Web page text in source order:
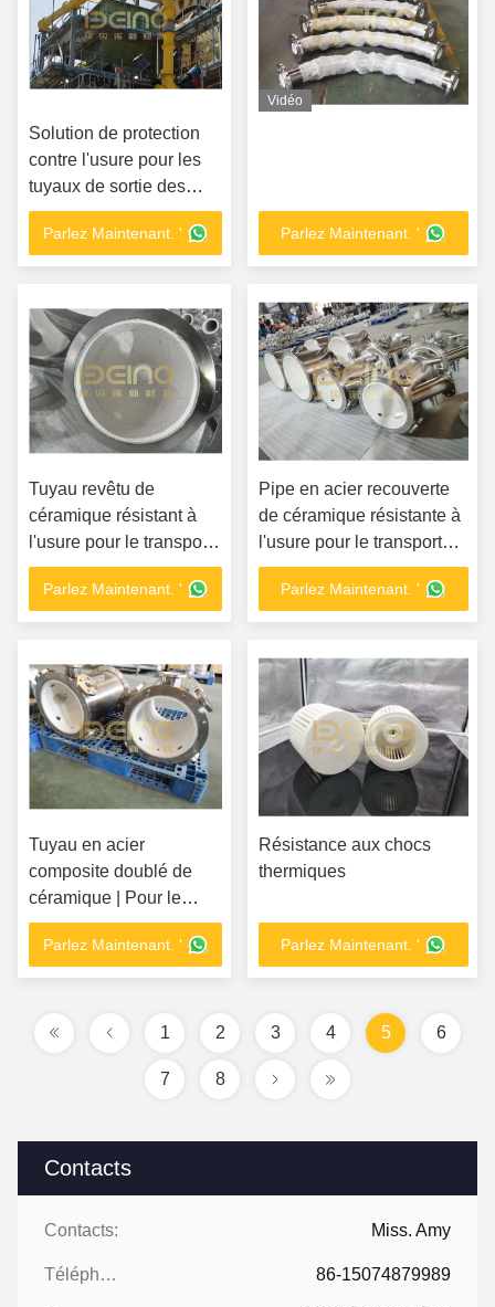
Contacts
Contacts: Miss. Amy
Téléphone: 86-15074879989
Solution de protection
contre l'usure pour les
tuyaux de sortie des
usines de charbon
Conception
personnalisée et
sur place pour les
tuyaux en céramique
d'alumine
Parlez Maintenant. '
Vidéo
Parlez Maintenant. '
Tuyau revêtu de
céramique résistant à
l'usure pour le transport
de charbon et de
matériaux abrasifs
Parlez Maintenant. '
Pipe en acier recouverte
de céramique résistante à
l'usure pour le transport
des boues
Parlez Maintenant. '
Tuyau en acier
composite doublé de
céramique | Pour le
transport longue
distance de
boue/cendres/poudre de
Parlez Maintenant. '
Résistance aux chocs
thermiques
Parlez Maintenant. '
1 2 3 4 5 6
7 8